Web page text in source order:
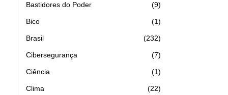
Bastidores do Poder 9
Bico 1
Brasil 232
Cibersegurança 7
Ciência 1
Clima 22